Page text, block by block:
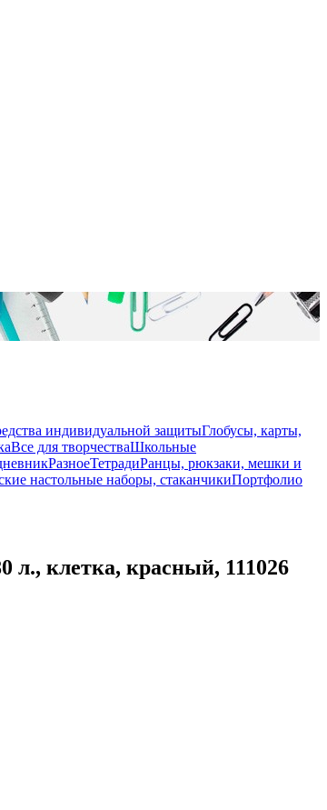
индивидуальной защитыГлобусы, карты,
Все для творчестваШкольные
РазноеТетрадиРанцы, рюкзаки, мешки и
настольные наборы, стаканчикиПортфолио
клетка, красный, 111026